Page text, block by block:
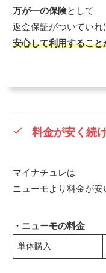
万が一の保険として
返金保証がついていれ
安心して利用すること
料金が安く続
マイナチュレは
ニューモより料金が安
・ニューモの料金
単体購入